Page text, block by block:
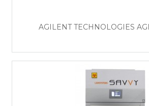
AGILENT TECHNOLOGIES